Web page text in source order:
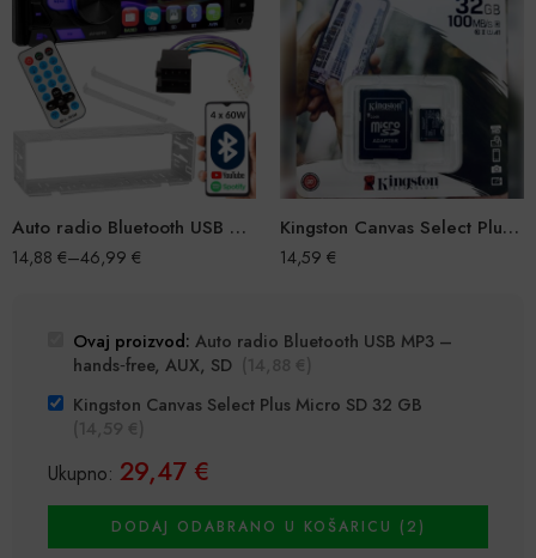
Auto radio Bluetooth USB MP3 – hands‑free, AUX, SD
14,88 €–46,99 €
Kingston Canvas Select Plus Micro SD 32 GB
14,59 €
Ovaj proizvod: Auto radio Bluetooth USB MP3 –
hands‑free, AUX, SD
Kingston Canvas Select Plus Micro SD 32 GB
Ukupno: 29,47 €
DODAJ ODABRANO U KOŠARICU (2)